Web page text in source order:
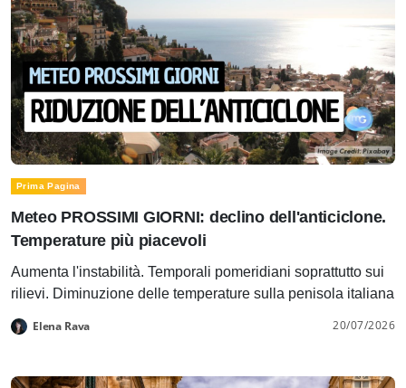
Prima Pagina
Meteo PROSSIMI GIORNI: declino dell'anticiclone.
Temperature più piacevoli
Aumenta l'instabilità. Temporali pomeridiani soprattutto sui
rilievi. Diminuzione delle temperature sulla penisola italiana
Elena Rava 20/07/2026